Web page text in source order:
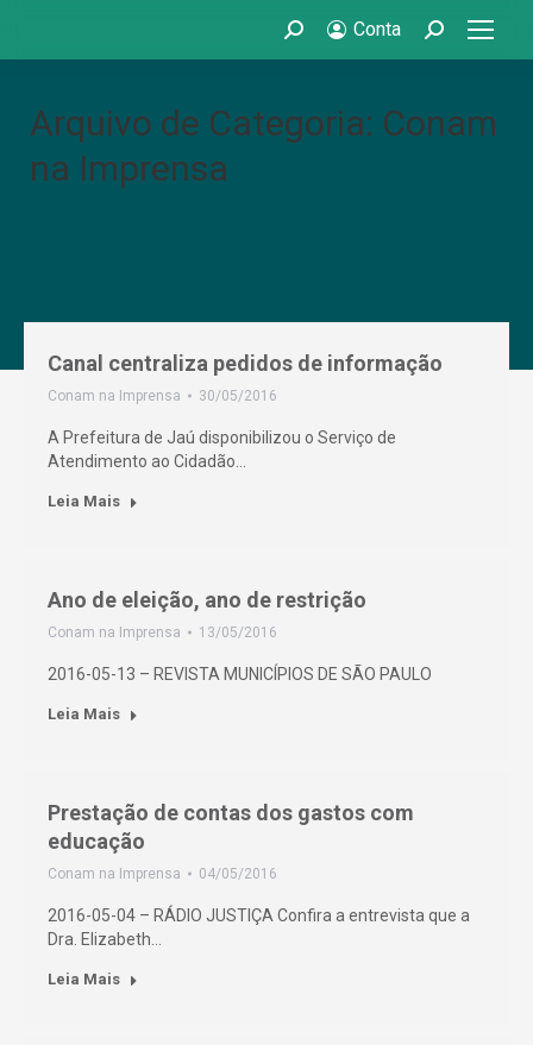
Search: Conta Search:
Arquivo de Categoria: Conam
na Imprensa
Canal centraliza pedidos de informação
Conam na Imprensa 30/05/2016
A Prefeitura de Jaú disponibilizou o Serviço de
Atendimento ao Cidadão…
Leia Mais
Ano de eleição, ano de restrição
Conam na Imprensa 13/05/2016
2016-05-13 – REVISTA MUNICÍPIOS DE SÃO PAULO
Leia Mais
Prestação de contas dos gastos com
educação
Conam na Imprensa 04/05/2016
2016-05-04 – RÁDIO JUSTIÇA Confira a entrevista que a
Dra. Elizabeth…
Leia Mais